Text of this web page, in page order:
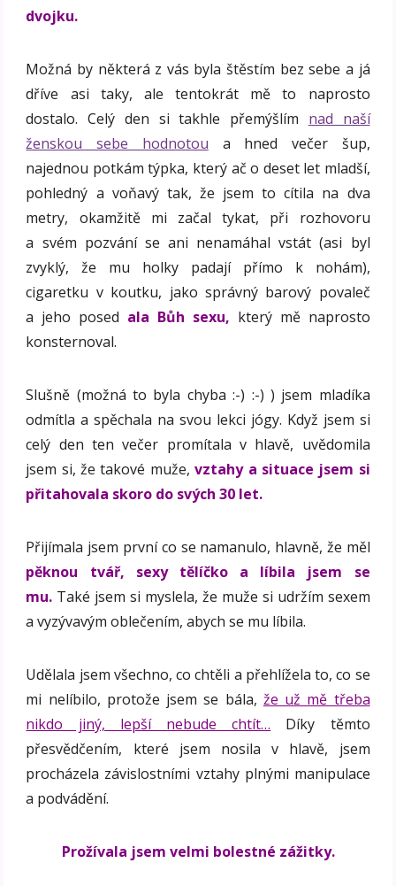
dvojku.
Možná by některá z vás byla štěstím bez sebe a já
dříve asi taky, ale tentokrát mě to naprosto
dostalo. Celý den si takhle přemýšlím nad naší
ženskou sebe hodnotou a hned večer šup,
najednou potkám týpka, který ač o deset let mladší,
pohledný a voňavý tak, že jsem to cítila na dva
metry, okamžitě mi začal tykat, při rozhovoru
a svém pozvání se ani nenamáhal vstát (asi byl
zvyklý, že mu holky padají přímo k nohám),
cigaretku v koutku, jako správný barový povaleč
a jeho posed ala Bůh sexu, který mě naprosto
konsternoval.
Slušně (možná to byla chyba :-) :-) ) jsem mladíka
odmítla a spěchala na svou lekci jógy. Když jsem si
celý den ten večer promítala v hlavě, uvědomila
jsem si, že takové muže,vztahy a situace jsem si
přitahovala skoro do svých 30 let.
Přijímala jsem první co se namanulo, hlavně, že měl
pěknou tvář, sexy tělíčko a líbila jsem se
mu. Také jsem si myslela, že muže si udržím sexem
a vyzývavým oblečením, abych se mu líbila.
Udělala jsem všechno, co chtěli a přehlížela to, co se
mi nelíbilo, protože jsem se bála, že už mě třeba
nikdo jiný, lepší nebude chtít… Díky těmto
přesvědčením, které jsem nosila v hlavě, jsem
procházela závislostními vztahy plnými manipulace
a podvádění.
Prožívala jsem velmi bolestné zážitky.